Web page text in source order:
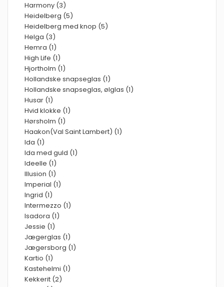
Harmony (3)
Heidelberg (5)
Heidelberg med knop (5)
Helga (3)
Hemra (1)
High Life (1)
Hjortholm (1)
Hollandske snapseglas (1)
Hollandske snapseglas, ølglas (1)
Husar (1)
Hvid klokke (1)
Hørsholm (1)
Haakon(Val Saint Lambert) (1)
Ida (1)
Ida med guld (1)
Ideelle (1)
Illusion (1)
Imperial (1)
Ingrid (1)
Intermezzo (1)
Isadora (1)
Jessie (1)
Jægerglas (1)
Jægersborg (1)
Kartio (1)
Kastehelmi (1)
Kekkerit (2)